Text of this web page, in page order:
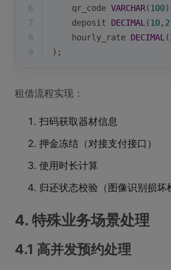
6
    qr_code
VARCHAR(100
7
    deposit
DECIMAL (10, 2
8
    hourly_rate
DECIMAL (
9
);
租借流程实现：
扫码获取器材信息
押金冻结（对接支付接口）
使用时长计算
归还状态校验（图像识别损坏
4. 特殊业务场景处理
4.1 高并发预约处理